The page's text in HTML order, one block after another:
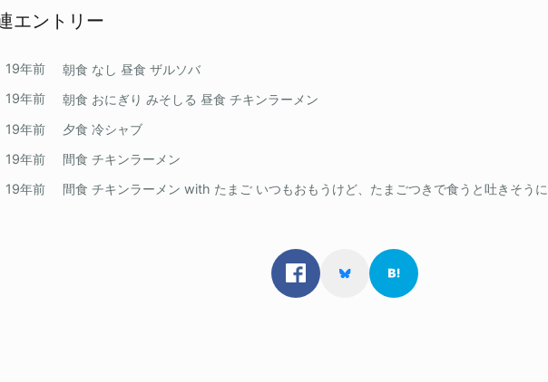
エントリー
19年前
朝食 なし 昼食 ザルソバ
19年前
朝食 おにぎり みそしる 昼食 チキンラーメン
19年前
夕食 冷シャブ
19年前
間食 チキンラーメン
19年前 間食 チキンラーメン with たまご いつもおもうけど、たまごつきで食うと吐きそう